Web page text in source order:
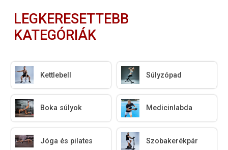
LEGKERESETTEBB
KATEGÓRIÁK
Kettlebell Súlyzópad
Boka súlyok Medicinlabda
Jóga és pilates Szobakerékpár